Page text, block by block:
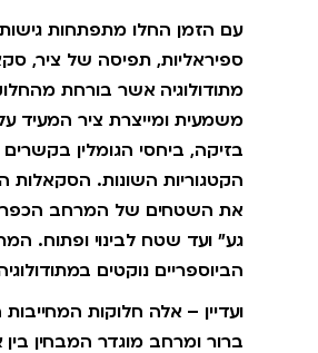
עם הזמן החלו מתפתחות גישות
ספיראליות, תפיסה של ציר,
מתודולוגיה אשר בורחת
משמעית ומייצרת ציר המעיד
בזיקה, ביחסי הגומלין בקשרים
הקטגוריות השונות. הסקאלות
את השטחים של המרחב
גע" ועד שטח לבינוי ופתוח.
הביוספריים נוקטים
ועדיין – אלה חלוקות
ברור ומרחב מוגדר המבחין בין